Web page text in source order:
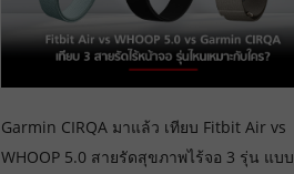
Garmin CIRQA มาแล้ว เทียบ Fitbit Air vs
WHOOP 5.0 สายรัดสุขภาพไร้จอ 3 รุ่น แบบ